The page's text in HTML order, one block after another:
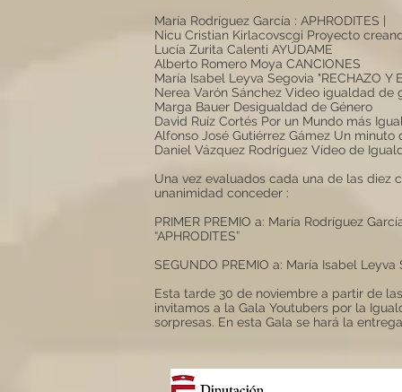
María Rodríguez García : APHRODITES |
Nicu Cristian Kirlacovscgi Proyecto
Lucía Zurita Calenti AYÚDAME
Alberto Romero Moya CANCIONES
María Isabel Leyva Segovia "RECHAZO Y
Nerea Varón Sánchez Video igualdad de
Marga Bauer Desigualdad de Género
David Ruíz Cortés Por un Mundo más
Alfonso José Gutiérrez Gámez Un minuto
Daniel Vázquez Rodríguez Vídeo de
Una vez evaluados cada una de las diez
unanimidad conceder :
PRIMER PREMIO a: María Rodríguez
“APHRODITES”
SEGUNDO PREMIO a: María Isabel Leyva
Esta tarde 30 de noviembre a partir de
invitamos a la Gala Youtubers por la
sorpresas. En esta Gala se hará la